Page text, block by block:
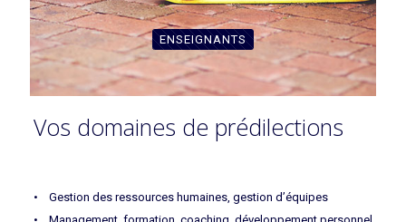
ENSEIGNANTS
Vos domaines de prédilections
• Gestion des ressources humaines, gestion d’équipes